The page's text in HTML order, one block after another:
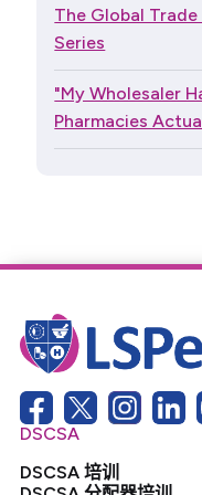
The Global
Series
"My Wholesaler
Pharmacies
DSCSA
DSCSA 培训